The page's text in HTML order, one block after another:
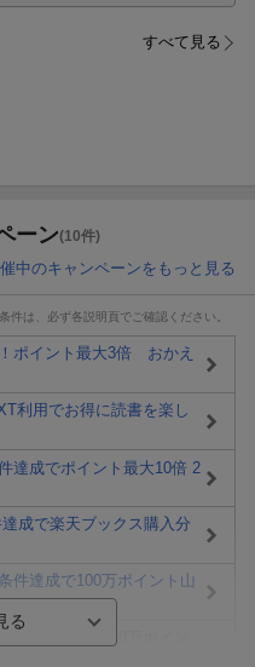
すべて見る
ーン(10件)
中のキャンペーンをもっと見る
は、必ず各説明頁でご確認ください。
ポイント最大3倍 おかえ
利用でお得に読書を楽し
達成でポイント最大10倍 2
成で楽天ブックス購入分
件達成で100万ポイント山